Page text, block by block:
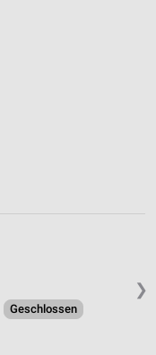
❯
Geschlossen